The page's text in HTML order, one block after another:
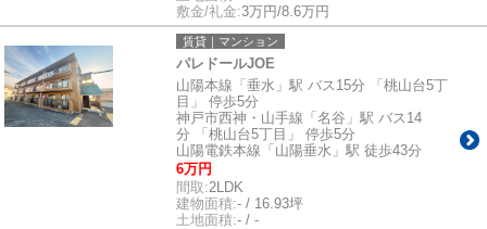
敷金/礼金:3万円/8.6万円
賃貸｜マンション
パレドールJOE
山陽本線「垂水」駅 バス15分 「桃山台5丁
目」 停歩5分
神戸市西神・山手線「名谷」駅 バス14
分 「桃山台5丁目」 停歩5分
山陽電鉄本線「山陽垂水」駅 徒歩43分
6万円
間取:2LDK
建物面積:- / 16.93坪
土地面積:- / -